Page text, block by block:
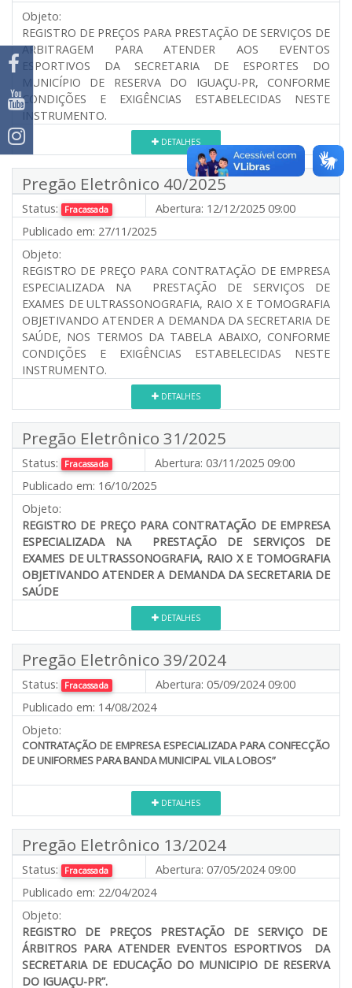
Objeto:
REGISTRO DE PREÇOS PARA PRESTAÇÃO DE SERVIÇOS DE
ARBITRAGEM PARA ATENDER AOS EVENTOS
ESPORTIVOS DA SECRETARIA DE ESPORTES DO
MUNICÍPIO DE RESERVA DO IGUAÇU-PR, CONFORME
CONDIÇÕES E EXIGÊNCIAS ESTABELECIDAS NESTE
INSTRUMENTO.
DETALHES
Pregão Eletrônico 40/2025
Status: Fracassada Abertura: 12/12/2025 09:00
Publicado em: 27/11/2025
Objeto:
REGISTRO DE PREÇO PARA CONTRATAÇÃO DE EMPRESA
ESPECIALIZADA NA PRESTAÇÃO DE SERVIÇOS DE
EXAMES DE ULTRASSONOGRAFIA, RAIO X E TOMOGRAFIA
OBJETIVANDO ATENDER A DEMANDA DA SECRETARIA DE
SAÚDE, NOS TERMOS DA TABELA ABAIXO, CONFORME
CONDIÇÕES E EXIGÊNCIAS ESTABELECIDAS NESTE
INSTRUMENTO.
DETALHES
Pregão Eletrônico 31/2025
Status: Fracassada Abertura: 03/11/2025 09:00
Publicado em: 16/10/2025
Objeto:
REGISTRO DE PREÇO PARA CONTRATAÇÃO DE EMPRESA
ESPECIALIZADA NA PRESTAÇÃO DE SERVIÇOS DE
EXAMES DE ULTRASSONOGRAFIA, RAIO X E TOMOGRAFIA
OBJETIVANDO ATENDER A DEMANDA DA SECRETARIA DE
SAÚDE
DETALHES
Pregão Eletrônico 39/2024
Status: Fracassada Abertura: 05/09/2024 09:00
Publicado em: 14/08/2024
Objeto:
CONTRATAÇÃO DE EMPRESA ESPECIALIZADA PARA CONFECÇÃO
DE UNIFORMES PARA BANDA MUNICIPAL VILA LOBOS”
DETALHES
Pregão Eletrônico 13/2024
Status: Fracassada Abertura: 07/05/2024 09:00
Publicado em: 22/04/2024
Objeto:
REGISTRO DE PREÇOS PRESTAÇÃO DE SERVIÇO DE
ÁRBITROS PARA ATENDER EVENTOS ESPORTIVOS DA
SECRETARIA DE EDUCAÇÃO DO MUNICIPIO DE RESERVA
DO IGUAÇU-PR”.